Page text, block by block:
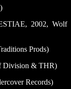
2002, Wolf
Prods)
Division & THR)
Records)